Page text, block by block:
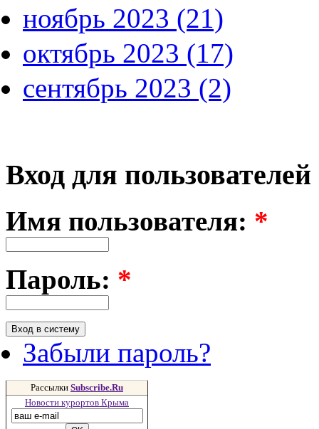
ноябрь 2023 (21)
октябрь 2023 (17)
сентябрь 2023 (2)
Вход для пользователей
Имя пользователя: *
Пароль: *
Забыли пароль?
Рассылки Subscribe.Ru
Новости курортов Крыма